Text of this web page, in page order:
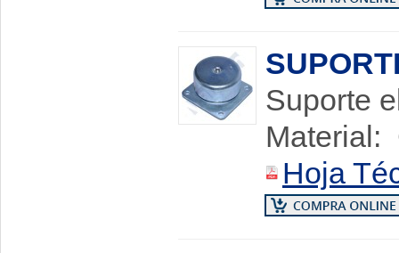
Suporte
Material:
Hoja